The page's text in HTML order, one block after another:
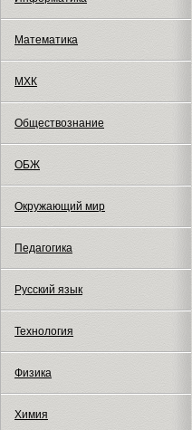
Математика
МХК
Обществознание
ОБЖ
Окружающий мир
Педагогика
Русский язык
Технология
Физика
Химия